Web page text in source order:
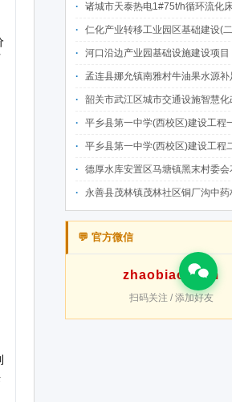
诸城市天泰热电1#75t/h循环流化床锅炉及配套设施升级改造项目（设计施工一体
仁化产业转移工业园区基础建设(二期)一韶关仁化产业园区工业二路道路及桥梁(西侧扩园段)建设
河口沿边产业园基础设施建设项目（二期）设计施工总承包（EPC）(三次
孟连县娜允镇南雅村牛油果水源补足提质增效建设项目
韶关市武江区城市交通设施智慧化改造提升项目-基础建设工程（一期）A标段施
平乡县第一中学(西校区)建设工程一标段施工
平乡县第一中学(西校区)建设工程二标段施工
德厚水库安置区马塘镇黑末村委会花庄移民安置点美丽家园·移民新村建设项
永善县茂林镇茂林社区铜厂沟中药材产业配套水利设施建设项目
💬 官方微信
zhaobiao-com
扫码关注 / 添加好友